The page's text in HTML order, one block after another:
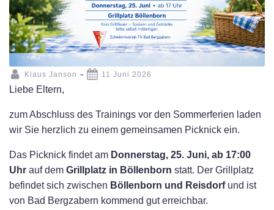
Klaus Janson - 11 Juni 2026
Liebe Eltern,
zum Abschluss des Trainings vor den Sommerferien laden
wir Sie herzlich zu einem gemeinsamen Picknick ein.
Das Picknick findet am Donnerstag, 25. Juni, ab 17:00
Uhr auf dem Grillplatz in Böllenborn statt. Der Grillplatz
befindet sich zwischen Böllenborn und Reisdorfund ist
von Bad Bergzabern kommend gut erreichbar.